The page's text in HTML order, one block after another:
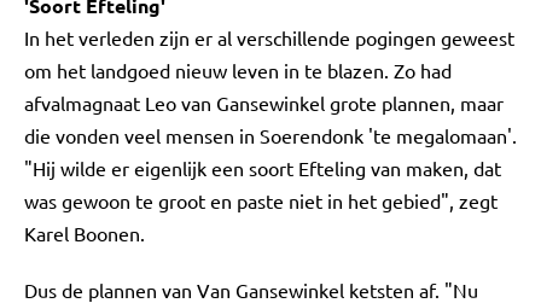
'Soort Efteling'
In het verleden zijn er al verschillende pogingen geweest
om het landgoed nieuw leven in te blazen. Zo had
afvalmagnaat Leo van Gansewinkel grote plannen, maar
die vonden veel mensen in Soerendonk 'te megalomaan'.
"Hij wilde er eigenlijk een soort Efteling van maken, dat
was gewoon te groot en paste niet in het gebied", zegt
Karel Boonen.
Dus de plannen van Van Gansewinkel ketsten af. "Nu